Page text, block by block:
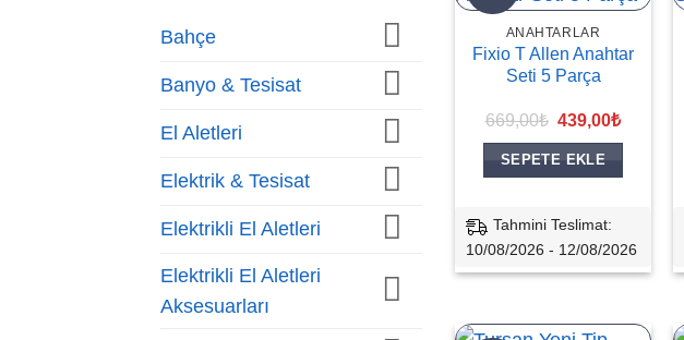
Bahçe
Banyo & Tesisat
El Aletleri
Elektrik & Tesisat
Elektrikli El Aletleri
Elektrikli El Aletleri
Aksesuarları
ANAHTARLAR
Fixio T Allen Anahtar
Seti 5 Parça
669,00₺ Orijinal
669,00₺.
439,00₺Şu
SEPETE EKLE
Tahmini Teslimat:
10/08/2026 - 12/08/2026